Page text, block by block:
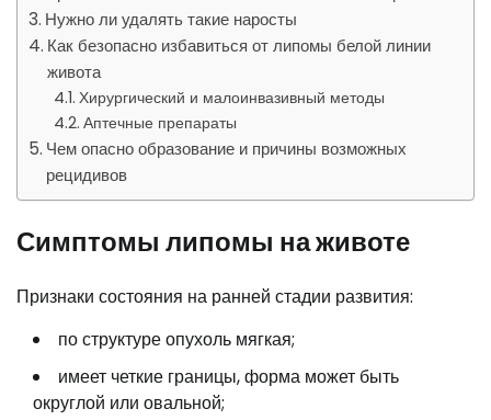
Нужно ли удалять такие наросты
Как безопасно избавиться от липомы белой линии
живота
Хирургический и малоинвазивный методы
Аптечные препараты
Чем опасно образование и причины возможных
рецидивов
Симптомы липомы на животе
Признаки состояния на ранней стадии развития:
по структуре опухоль мягкая;
имеет четкие границы, форма может быть
округлой или овальной;